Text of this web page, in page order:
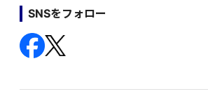
SNSをフォロー